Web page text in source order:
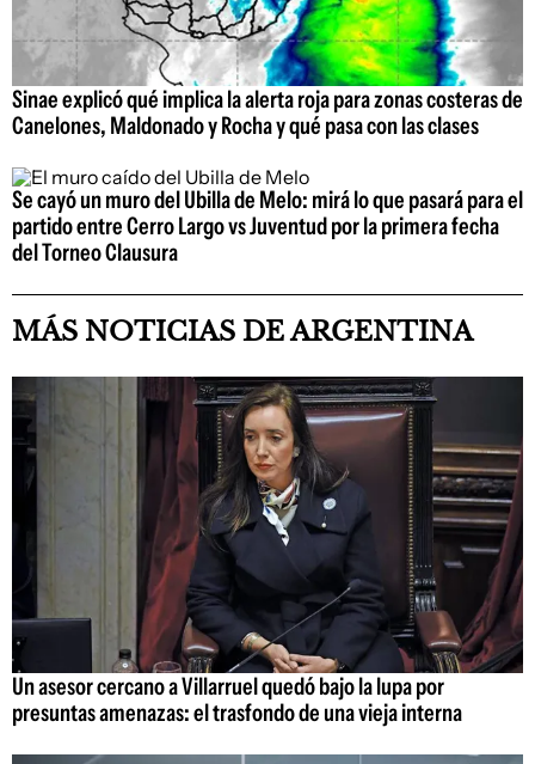
Sinae explicó qué implica la alerta roja para zonas costeras de
Canelones, Maldonado y Rocha y qué pasa con las clases
Se cayó un muro del Ubilla de Melo: mirá lo que pasará para el
partido entre Cerro Largo vs Juventud por la primera fecha
del Torneo Clausura
MÁS NOTICIAS DE ARGENTINA
Un asesor cercano a Villarruel quedó bajo la lupa por
presuntas amenazas: el trasfondo de una vieja interna